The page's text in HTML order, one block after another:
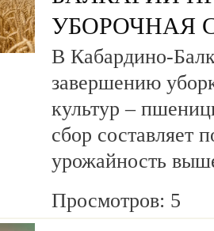
УБОРОЧНАЯ
В Кабардино-
завершению
культур –
сбор составляет
урожайность
Просмотров: 5